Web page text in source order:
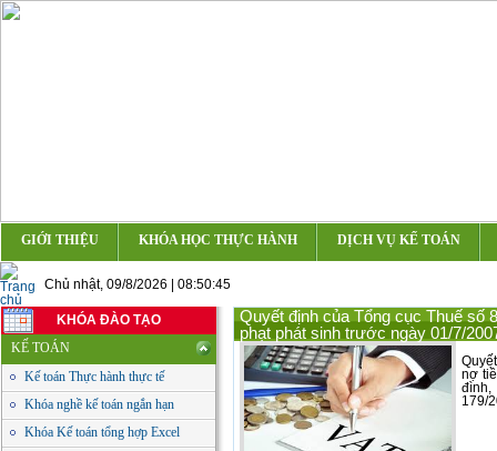
GIỚI THIỆU KHÓA HỌC THỰC HÀNH DỊCH VỤ KẾ TOÁN
Chủ nhật, 09/8/2026 | 08:50:45
KHÓA ĐÀO TẠO
KẾ TOÁN
Kế toán Thực hành thực tế
Khóa nghề kế toán ngắn hạn
Khóa Kế toán tổng hợp Excel
Quyết định của Tổng cục Thuế số
phạt phát sinh trước ngày 01/7/
nợ
đình,
179/